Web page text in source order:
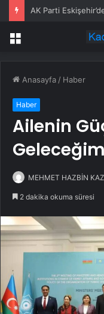
AK Parti
Menü
Anasayfa / Haber
Haber
Ailenin
MEHMET HAZBİN
2 dakika okuma süresi